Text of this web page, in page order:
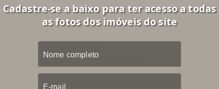
Cadastre-se a baixo para ter acesso a todas
as fotos dos imóveis do site